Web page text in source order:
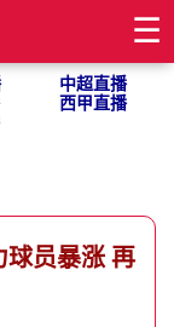
☰
中超直播
西甲直播
球员暴涨 再